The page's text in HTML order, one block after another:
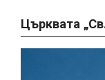
Църквата